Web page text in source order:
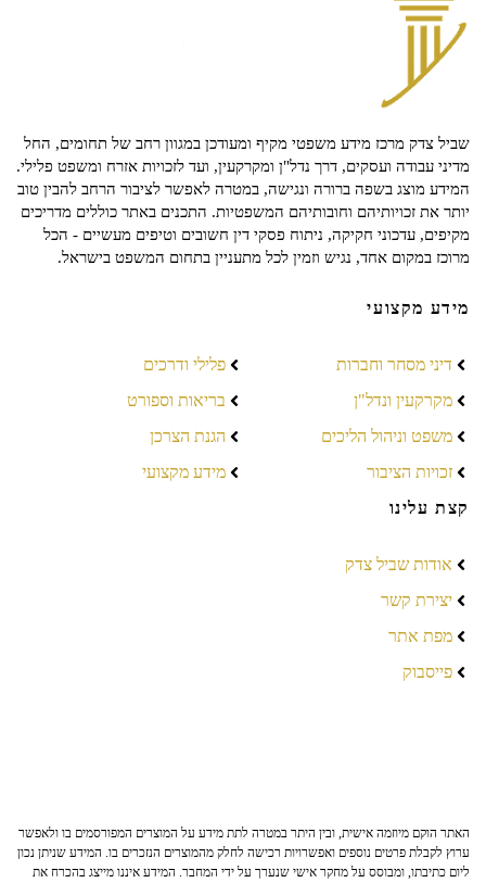
שביל צדק מרכז מידע משפטי מקיף ומעודכן במגוון רחב של תחומים, החל
מדיני עבודה ועסקים, דרך נדל"ן ומקרקעין, ועד לזכויות אזרח ומשפט פלילי.
המידע מוצג בשפה ברורה ונגישה, במטרה לאפשר לציבור הרחב להבין טוב
יותר את זכויותיהם וחובותיהם המשפטיות. התכנים באתר כוללים מדריכים
מקיפים, עדכוני חקיקה, ניתוח פסקי דין חשובים וטיפים מעשיים - הכל
מרוכז במקום אחד, נגיש וזמין לכל מתעניין בתחום המשפט בישראל.
מידע מקצועי
דיני מסחר וחברות
מקרקעין ונדל"ן
משפט וניהול הליכים
זכויות הציבור
פלילי ודרכים
בריאות וספורט
הגנת הצרכן
מידע מקצועי
קצת עלינו
אודות שביל צדק
יצירת קשר
מפת אתר
פייסבוק
האתר הוקם מיוזמה אישית, ובין היתר במטרה לתת מידע על המוצרים המפורסמים בו ולאפשר
ערוץ לקבלת פרטים נוספים ואפשרויות רכישה לחלק מהמוצרים הנזכרים בו. המידע שניתן נכון
ליום כתיבתו, ומבוסס על מחקר אישי שנערך על ידי המחבר. המידע איננו מייצג בהכרח את